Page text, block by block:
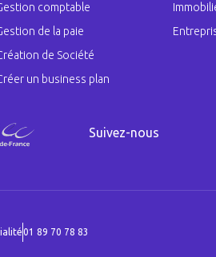
comptable
de la paie
de Société
un business plan
Suivez-nous
01 89 70 78 83